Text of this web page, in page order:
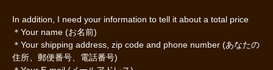
In addition, I need your information to tell it about a total price
＊Your name (お名前)
＊Your shipping address, zip code and phone number (あなたの
住所、郵便番号、電話番号)